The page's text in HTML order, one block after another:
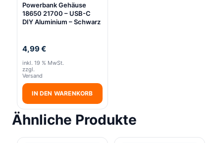
Powerbank Gehäuse
18650 21700 – USB-C
DIY Aluminium – Schwarz
4,99€
inkl. 19 % MwSt.
zzgl.
Versand
IN DEN WARENKORB
Ähnliche Produkte